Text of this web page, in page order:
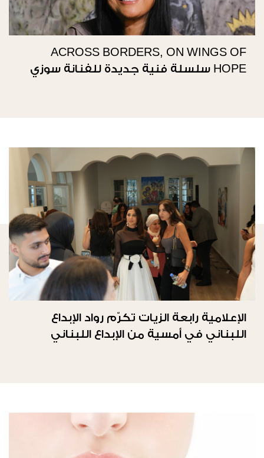
ACROSS BORDERS, ON WINGS OF
HOPE سلسلة فنية جديدة للفنانة سوزي
الإعلامية رابعة الزيات تكرّم رواد الإبداع
اللبناني في أمسية من الإبداع اللبناني